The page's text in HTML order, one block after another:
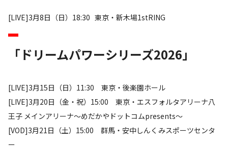
[LIVE]3月8日（日）18:30 東京・新木場1stRING
「ドリームパワーシリーズ2026」
[LIVE]3月15日（日）11:30 東京・後楽園ホール
[LIVE]3月20日（金・祝）15:00 東京・エスフォルタアリーナ八
王子 メインアリーナ～めだかやドットコムpresents～
[VOD]3月21日（土）15:00 群馬・安中しんくみスポーツセンタ
ー